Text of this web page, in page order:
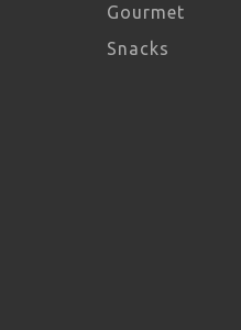
Gourmet
Snacks